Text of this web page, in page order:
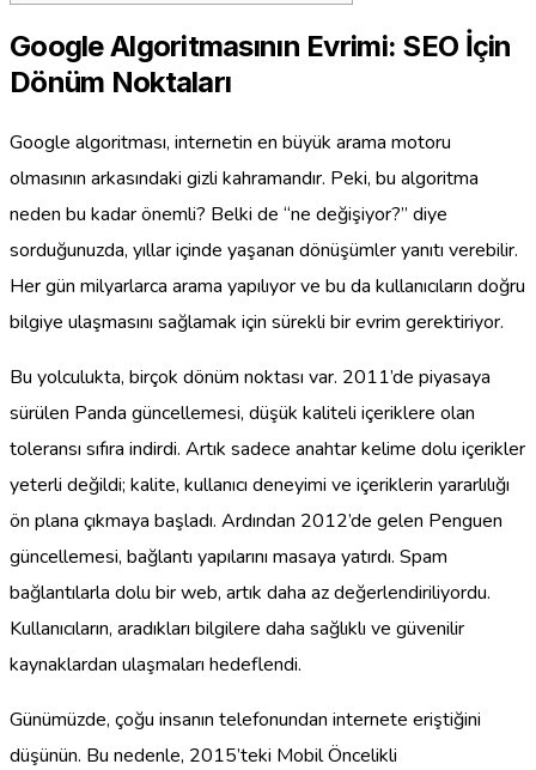
Google Algoritmasının Evrimi: SEO İçin
Dönüm Noktaları
Google algoritması, internetin en büyük arama motoru
olmasının arkasındaki gizli kahramandır. Peki, bu algoritma
neden bu kadar önemli? Belki de “ne değişiyor?” diye
sorduğunuzda, yıllar içinde yaşanan dönüşümler yanıtı verebilir.
Her gün milyarlarca arama yapılıyor ve bu da kullanıcıların doğru
bilgiye ulaşmasını sağlamak için sürekli bir evrim gerektiriyor.
Bu yolculukta, birçok dönüm noktası var. 2011’de piyasaya
sürülen Panda güncellemesi, düşük kaliteli içeriklere olan
toleransı sıfıra indirdi. Artık sadece anahtar kelime dolu içerikler
yeterli değildi; kalite, kullanıcı deneyimi ve içeriklerin yararlılığı
ön plana çıkmaya başladı. Ardından 2012’de gelen Penguen
güncellemesi, bağlantı yapılarını masaya yatırdı. Spam
bağlantılarla dolu bir web, artık daha az değerlendiriliyordu.
Kullanıcıların, aradıkları bilgilere daha sağlıklı ve güvenilir
kaynaklardan ulaşmaları hedeflendi.
Günümüzde, çoğu insanın telefonundan internete eriştiğini
düşünün. Bu nedenle, 2015’teki Mobil Öncelikli